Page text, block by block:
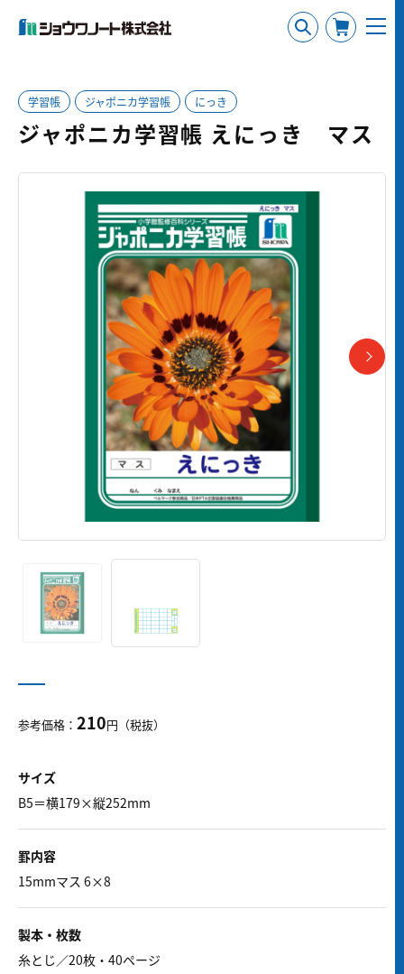
学習帳 ジャポニカ学習帳 にっき
ジャポニカ学習帳 えにっき マス
参考価格： 210円（税抜）
サイズ
B5＝横179×縦252mm
罫内容
15mmマス 6×8
製本・枚数
糸とじ／20枚・40ページ